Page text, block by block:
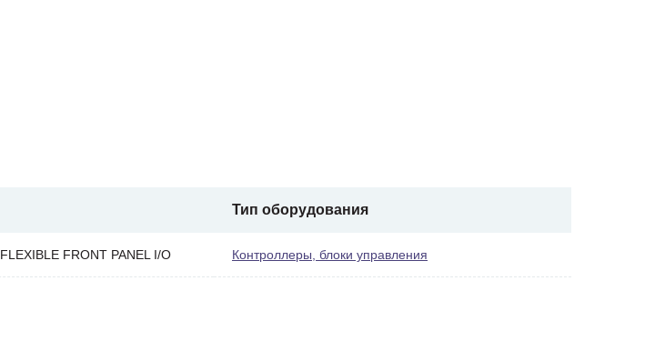
Тип оборудования
FRONT PANEL I/O Контроллеры, блоки управления